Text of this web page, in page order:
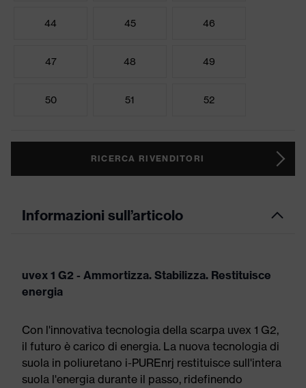
44 45 46
47 48 49
50 51 52
RICERCA RIVENDITORI
Informazioni sull’articolo
uvex 1 G2 - Ammortizza. Stabilizza. Restituisce
energia
Con l'innovativa tecnologia della scarpa uvex 1 G2,
il futuro è carico di energia. La nuova tecnologia di
suola in poliuretano i-PUREnrj restituisce sull'intera
suola l'energia durante il passo, ridefinendo